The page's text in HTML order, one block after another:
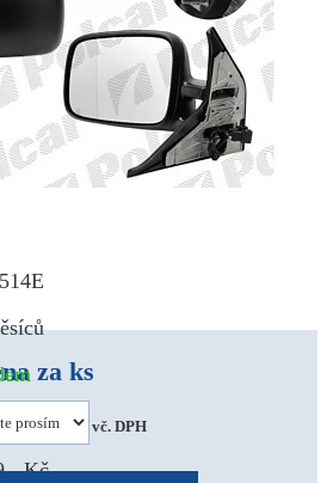
Kč
za ks
125 Kč vč. DPH